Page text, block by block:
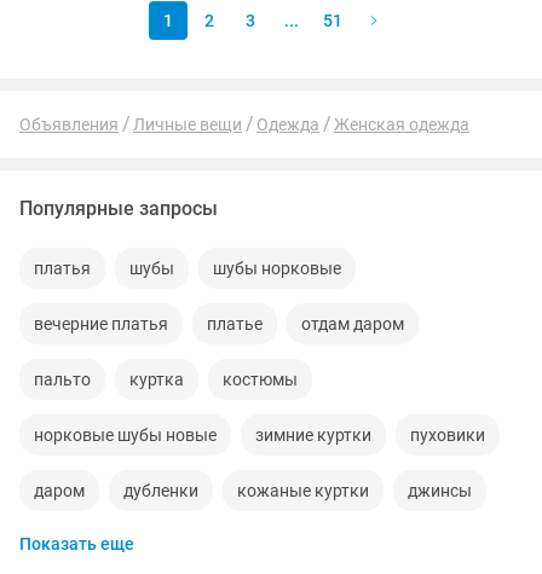
1 2 3 ... 51
Объявления Личные вещи Одежда Женская одежда
Популярные запросы
платья шубы шубы норковые
вечерние платья платье отдам даром
пальто куртка костюмы
норковые шубы новые зимние куртки пуховики
даром дубленки кожаные куртки джинсы
шубы мутон
Показать еще